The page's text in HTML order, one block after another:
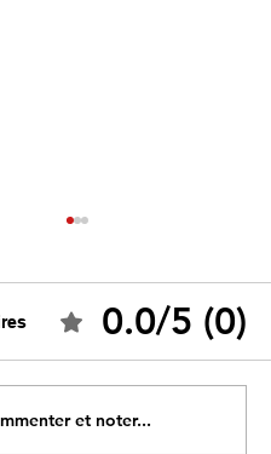
face à ses
mirages :
0.0/5 (0)
et noter...